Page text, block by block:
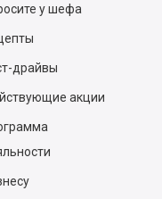
у шефа
драйвы
акции